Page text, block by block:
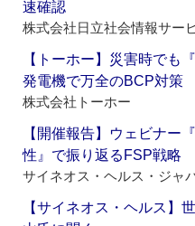
速確認
株式会社日立社会情報サー
【トーホー】災害時で
発電機で万全のBCP対策
株式会社トーホー
【開催報告】ウェビナー
性』で振り返るFSP戦略
サイネオス・ヘルス・ジャ
【サイネオス・ヘルス